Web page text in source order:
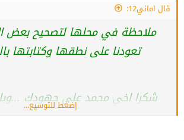
قال اماني12:
ملاحظة في محلها لتصحيح بعض
تعودنا على نطقها وكتابتها
شكرا اخي محمد على جهودك
سلامي اليك
إضغط للتوسيع...